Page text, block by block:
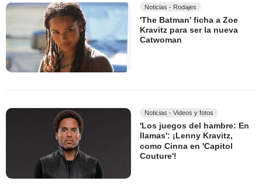
Noticias - Rodajes
'The Batman' ficha a Zoe
Kravitz para ser la nueva
Catwoman
Noticias - Videos y fotos
'Los juegos del hambre: En
llamas': ¡Lenny Kravitz,
como Cinna en 'Capitol
Couture'!